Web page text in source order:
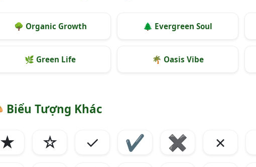
🌳 Organic Growth 🌲 Evergreen Soul
🌿 Green Life 🌴 Oasis Vibe
Biểu Tượng Khác
☆ ✓ ✔ ✖ ✗